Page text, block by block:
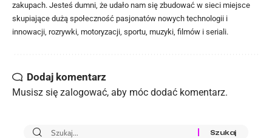
zakupach. Jesteś dumni, że udało nam się zbudować w sieci miejsce
skupiające dużą społeczność pasjonatów nowych technologii i
innowacji, rozrywki, motoryzacji, sportu, muzyki, filmów i seriali.
Dodaj komentarz
Musisz się zalogować, aby móc dodać komentarz.